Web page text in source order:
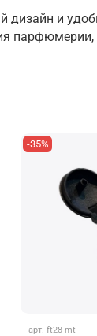
дизайн и
-35%
арт.ft28-mt